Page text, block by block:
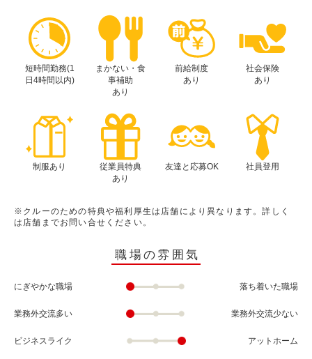
短時間勤務(1
日4時間以内)
まかない・食
事補助
あり
前給制度
あり
社会保険
あり
制服あり
従業員特典
あり
友達と応募OK 社員登用
※クルーのための特典や福利厚生は店舗により異なります。詳しく
は店舗までお問い合せください。
職場の雰囲気
にぎやかな職場 落ち着いた職場
業務外交流多い 業務外交流少ない
ビジネスライク アットホーム